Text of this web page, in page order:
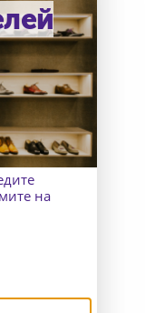
на